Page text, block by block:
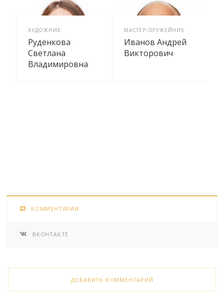
ХУДОЖНИК
Руденкова
Светлана
Владимировна
МАСТЕР-ОРУЖЕЙНИК
Иванов Андрей
Викторович
КОММЕНТАРИИ
ВКОНТАКТЕ
ДОБАВИТЬ КОММЕНТАРИЙ